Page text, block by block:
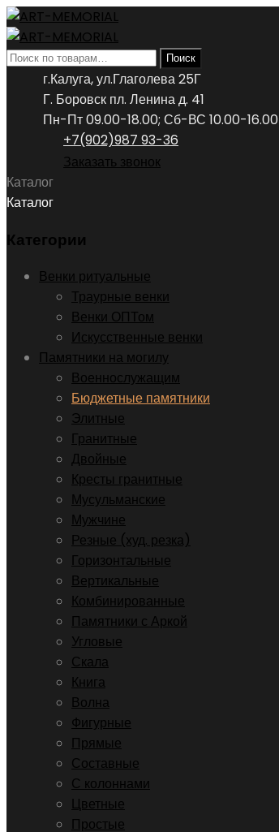
Искать: Поиск
г.Калуга, ул.Глаголева 25Г
Г. Боровск пл. Ленина д. 41
Пн-Пт 09.00-18.00; Сб-ВС 10.00-16.00
+7(902)987 93-36
Заказать звонок
Каталог
Каталог
Категории
Венки ритуальные
Траурные венки
Венки ОПТом
Искусственные венки
Памятники на могилу
Военнослужащим
Бюджетные памятники
Элитные
Гранитные
Двойные
Кресты гранитные
Мусульманские
Мужчине
Резные (худ. резка)
Горизонтальные
Вертикальные
Комбинированные
Памятники с Аркой
Угловые
Скала
Книга
Волна
Фигурные
Прямые
Составные
С колоннами
Цветные
Простые